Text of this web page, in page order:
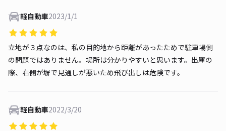
軽自動車2023/1/1
立地が３点なのは、私の目的地から距離があったためで駐車場側
の問題ではありません。場所は分かりやすいと思います。出庫の
際、右側が塀で見通しが悪いため飛び出しは危険です。
軽自動車2022/3/20